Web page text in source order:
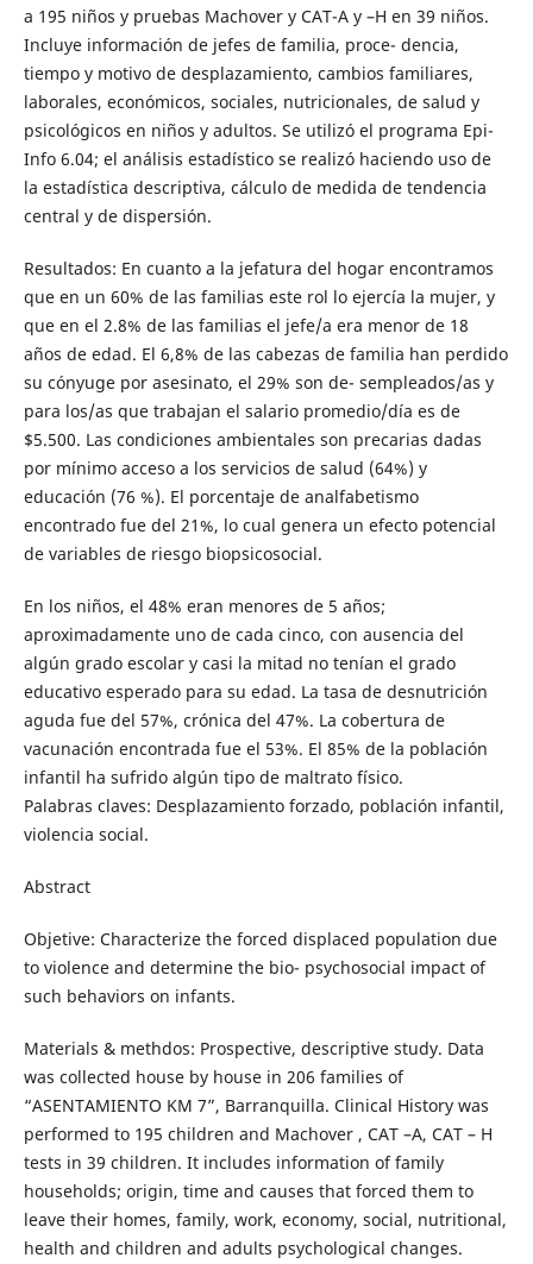
a 195 niños y pruebas Machover y CAT-A y –H en 39 niños.
Incluye información de jefes de familia, proce- dencia,
tiempo y motivo de desplazamiento, cambios familiares,
laborales, económicos, sociales, nutricionales, de salud y
psicológicos en niños y adultos. Se utilizó el programa Epi-
Info 6.04; el análisis estadístico se realizó haciendo uso de
la estadística descriptiva, cálculo de medida de tendencia
central y de dispersión.
Resultados: En cuanto a la jefatura del hogar encontramos
que en un 60% de las familias este rol lo ejercía la mujer, y
que en el 2.8% de las familias el jefe/a era menor de 18
años de edad. El 6,8% de las cabezas de familia han perdido
su cónyuge por asesinato, el 29% son de- sempleados/as y
para los/as que trabajan el salario promedio/día es de
$5.500. Las condiciones ambientales son precarias dadas
por mínimo acceso a los servicios de salud (64%) y
educación (76 %). El porcentaje de analfabetismo
encontrado fue del 21%, lo cual genera un efecto potencial
de variables de riesgo biopsicosocial.
En los niños, el 48% eran menores de 5 años;
aproximadamente uno de cada cinco, con ausencia del
algún grado escolar y casi la mitad no tenían el grado
educativo esperado para su edad. La tasa de desnutrición
aguda fue del 57%, crónica del 47%. La cobertura de
vacunación encontrada fue el 53%. El 85% de la población
infantil ha sufrido algún tipo de maltrato físico.
Palabras claves: Desplazamiento forzado, población infantil,
violencia social.
Abstract
Objetive: Characterize the forced displaced population due
to violence and determine the bio- psychosocial impact of
such behaviors on infants.
Materials & methdos: Prospective, descriptive study. Data
was collected house by house in 206 families of
“ASENTAMIENTO KM 7”, Barranquilla. Clinical History was
performed to 195 children and Machover , CAT –A, CAT – H
tests in 39 children. It includes information of family
households; origin, time and causes that forced them to
leave their homes, family, work, economy, social, nutritional,
health and children and adults psychological changes.